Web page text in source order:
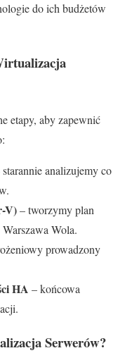
do ich budżetów
etapy, aby zapewnić
starannie analizujemy co
V)– tworzymy plan
Wola.
prowadzony
HA – końcowa
Serwerów?